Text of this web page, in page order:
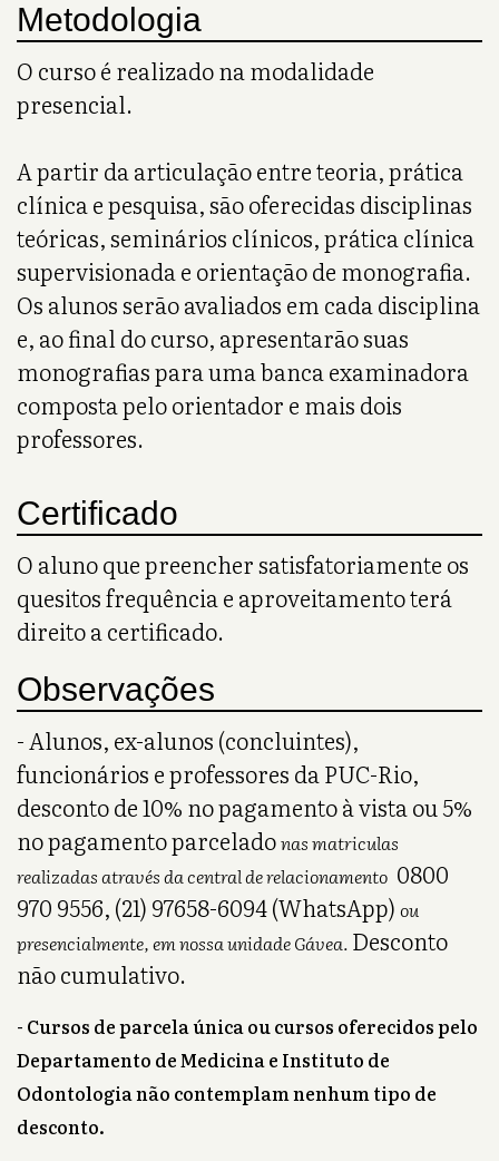
Metodologia
O curso é realizado na modalidade
presencial.
A partir da articulação entre teoria, prática
clínica e pesquisa, são oferecidas disciplinas
teóricas, seminários clínicos, prática clínica
supervisionada e orientação de monografia.
Os alunos serão avaliados em cada disciplina
e, ao final do curso, apresentarão suas
monografias para uma banca examinadora
composta pelo orientador e mais dois
professores.
Certificado
O aluno que preencher satisfatoriamente os
quesitos frequência e aproveitamento terá
direito a certificado.
Observações
- Alunos, ex-alunos (concluintes),
funcionários e professores da PUC-Rio,
desconto de 10% no pagamento à vista ou 5%
no pagamento parceladonas matriculas
realizadas através da central de relacionamento 0800
970 9556, (21) 97658-6094 (WhatsApp) ou
presencialmente, em nossa unidade Gávea. Desconto
não cumulativo.
- Cursos de parcela única ou cursos oferecidos pelo
Departamento de Medicina e Instituto de
Odontologia não contemplam nenhum tipo de
desconto.